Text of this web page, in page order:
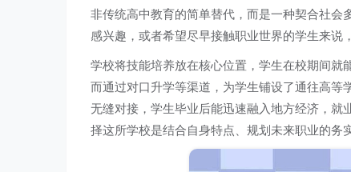
非传统高中教育的简单替代，而是一种契合社会
感兴趣，或者希望尽早接触职业世界的学生来说
学校将技能培养放在核心位置，学生在校期间就
而通过对口升学等渠道，为学生铺设了通往高
无缝对接，学生毕业后能迅速融入地方经济，就
择这所学校是结合自身特点、规划未来职业的务